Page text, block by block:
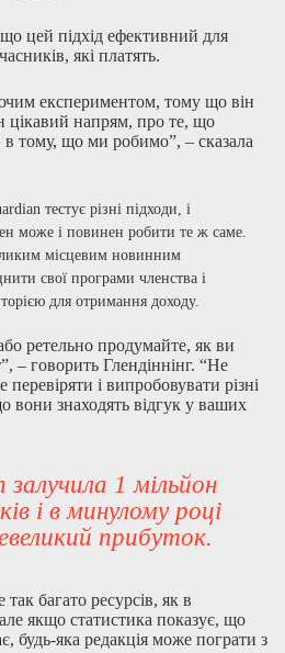
цей підхід ефективний для
які платять.
експериментом, тому що він
цікавий напрям, про те, що
тому, що ми робимо”, – сказала
тестує різні підходи, і
може і повинен робити те ж саме.
місцевим новинним
свої програми членства і
для отримання доходу.
ретельно продумайте, як ви
– говорить Глендіннінг. “Не
і випробовувати різні
вони знаходять відгук у ваших
1 мільйон
і в минулому році
прибуток.
багато ресурсів, як в
якщо статистика показує, що
будь-яка редакція може пограти з